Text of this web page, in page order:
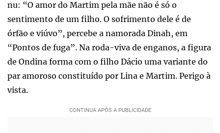
nu: “O amor do Martim pela mãe não é só o
sentimento de um filho. O sofrimento dele é de
órfão e viúvo”, percebe a namorada Dinah, em
“Pontos de fuga”. Na roda-viva de enganos, a figura
de Ondina forma com o filho Dácio uma variante do
par amoroso constituído por Lina e Martim. Perigo à
vista.